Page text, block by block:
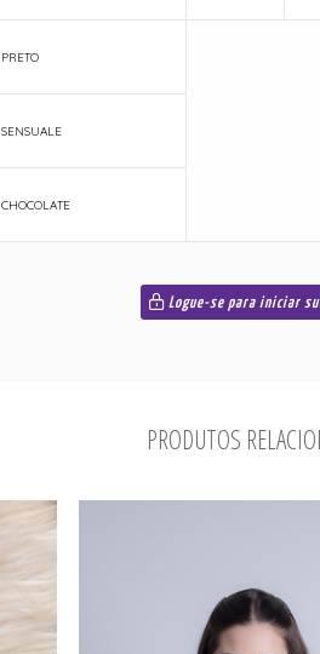
PRETO
SENSUALE
CHOCOLATE
Logue-se para iniciar
PRODUTOS